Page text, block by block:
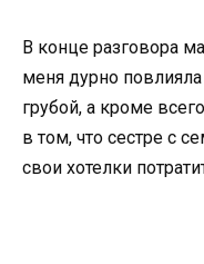
В конце разговора
меня дурно
грубой, а кроме
в том, что сестре с
свои хотелки